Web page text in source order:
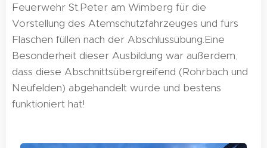
Feuerwehr St.Peter am Wimberg für die
Vorstellung des Atemschutzfahrzeuges und fürs
Flaschen füllen nach der Abschlussübung.Eine
Besonderheit dieser Ausbildung war außerdem,
dass diese Abschnittsübergreifend (Rohrbach und
Neufelden) abgehandelt wurde und bestens
funktioniert hat!